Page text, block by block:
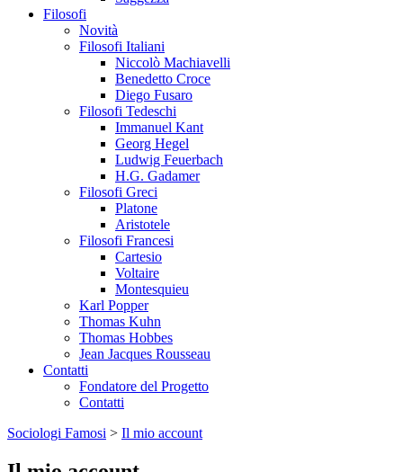
Filosofi
Novità
Filosofi Italiani
Niccolò Machiavelli
Benedetto Croce
Diego Fusaro
Filosofi Tedeschi
Immanuel Kant
Georg Hegel
Ludwig Feuerbach
H.G. Gadamer
Filosofi Greci
Platone
Aristotele
Filosofi Francesi
Cartesio
Voltaire
Montesquieu
Karl Popper
Thomas Kuhn
Thomas Hobbes
Jean Jacques Rousseau
Contatti
Fondatore del Progetto
Contatti
Sociologi Famosi > Il mio account